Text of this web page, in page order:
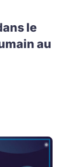
le
au